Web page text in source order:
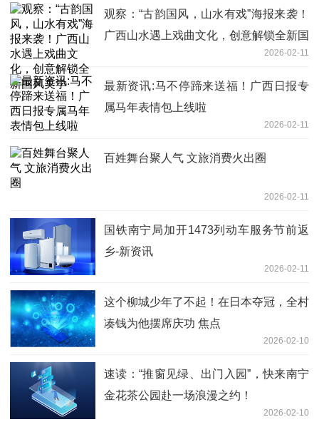
观察：“古韵国风，山水有戏”海报来袭！
广西山水遇上戏曲文化，创意解锁全新国
2026-02-11
最新资讯:马不停蹄来送福！广西日报专
属马年表情包上线啦
2026-02-11
百姓舞台聚人气 文旅消费火出圈
2026-02-11
国铁南宁局加开1473列动车服务节前返
乡-新资讯
2026-02-11
这个柳城少年了不起！在日本夺冠，全村
凑钱为他摆席庆功 焦点
2026-02-10
速读：“推窗见绿、出门入园”，快来南宁
金花茶公园赴一场浪漫之约！
2026-02-10